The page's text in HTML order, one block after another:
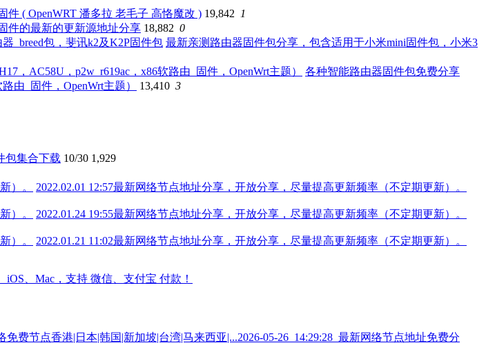
件 ( OpenWRT 潘多拉 老毛子 高恪魔改 ) 19,842
1
件的最新的更新源地址分享 18,882 0
最新亲测路由器固件包分享，包含适用于小米mini固件包，小米3
各种智能路由器固件包免费分享
由_固件，OpenWrt主题）
13,410 3
包集合下载 10/30 1,929
2022.02.01 12:57最新网络节点地址分享，开放分享，尽量提高更新频率（不定期更新）。
2022.01.24 19:55最新网络节点地址分享，开放分享，尽量提高更新频率（不定期更新）。
2022.01.21 11:02最新网络节点地址分享，开放分享，尽量提高更新频率（不定期更新）。
2026-05-26_14:29:28_最新网络节点地址免费分